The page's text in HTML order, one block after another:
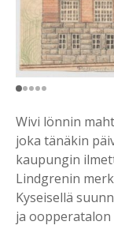
Wivi lönnin
joka tänäkin
kaupungin
Lindgrenin
Kyseisellä
ja